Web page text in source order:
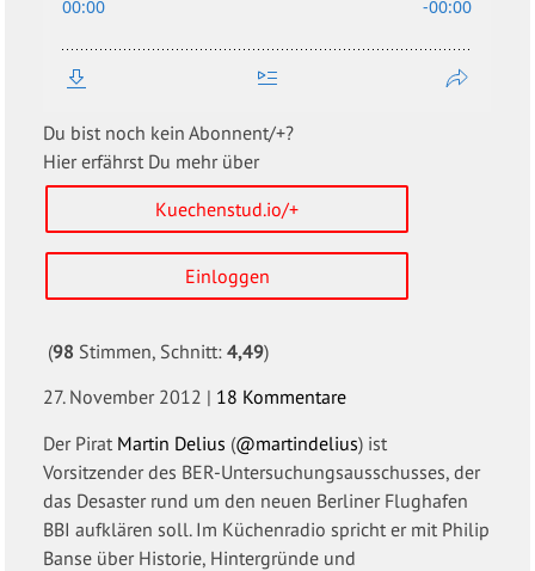
Du bist noch kein Abonnent/+?
Hier erfährst Du mehr über
Kuechenstud.io/+
Einloggen
(98 Stimmen, Schnitt:4,49)
27. November 2012 | 18 Kommentare
Der Pirat Martin Delius (@martindelius) ist
Vorsitzender des BER-Untersuchungsausschusses, der
das Desaster rund um den neuen Berliner Flughafen
BBI aufklären soll. Im Küchenradio spricht er mit Philip
Banse über Historie, Hintergründe und